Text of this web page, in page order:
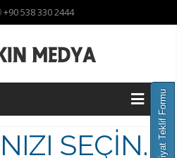
+90 538 330 2444
SEÇIN...Fiyat Teklif Formu